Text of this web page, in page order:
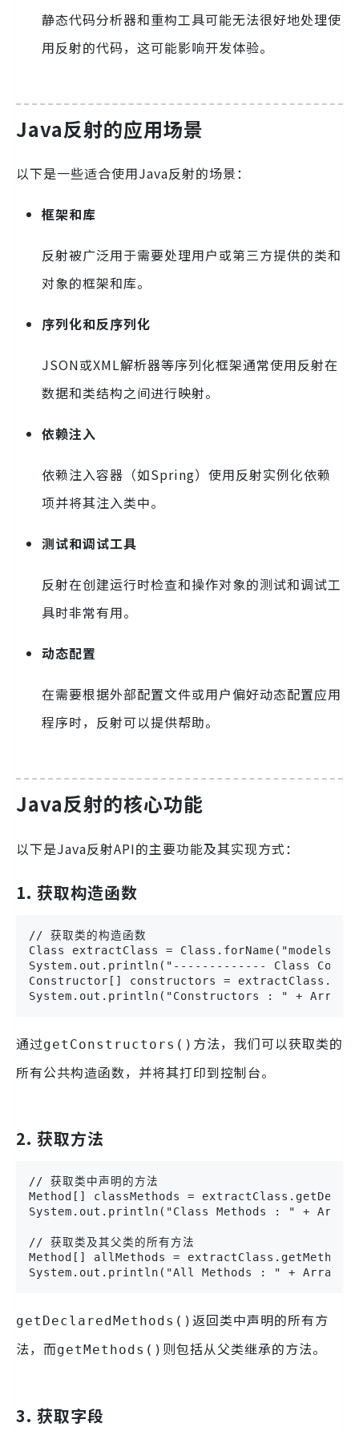
静态代码分析器和重构工具可能无法很好地处理使
用反射的代码，这可能影响开发体验。
Java反射的应用场景
以下是一些适合使用Java反射的场景：
框架和库
反射被广泛用于需要处理用户或第三方提供的类和
对象的框架和库。
序列化和反序列化
JSON或XML解析器等序列化框架通常使用反射在
数据和类结构之间进行映射。
依赖注入
依赖注入容器（如Spring）使用反射实例化依赖
项并将其注入类中。
测试和调试工具
反射在创建运行时检查和操作对象的测试和调试工
具时非常有用。
动态配置
在需要根据外部配置文件或用户偏好动态配置应用
程序时，反射可以提供帮助。
Java反射的核心功能
以下是Java反射API的主要功能及其实现方式：
1. 获取构造函数
// 获取类的构造函数
Class extractClass =
System.out.println("------------- Class
Constructor[] constructors =
System.out.println("Constructors : " +
通过getConstructors() 方法，我们可以获取类的
所有公共构造函数，并将其打印到控制台。
2. 获取方法
// 获取类中声明的方法
Method[] classMethods =
System.out.println("Class Methods : " +
// 获取类及其父类的所有方法
Method[] allMethods =
System.out.println("All Methods : " +
getDeclaredMethods() 返回类中声明的所有方
法，而getMethods() 则包括从父类继承的方法。
3. 获取字段